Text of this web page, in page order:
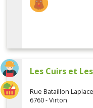
Les Cuirs et
Rue Bataillon
6760 - Virton